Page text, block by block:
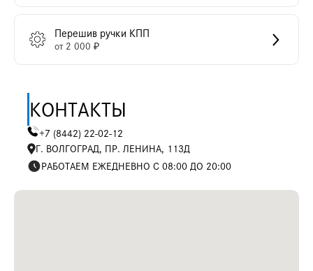
Перешив ручки КПП
от 2 000 ₽
КОНТАКТЫ
+7 (8442) 22-02-12
Г. ВОЛГОГРАД, ПР. ЛЕНИНА, 113Д
РАБОТАЕМ ЕЖЕДНЕВНО С 08:00 ДО 20:00